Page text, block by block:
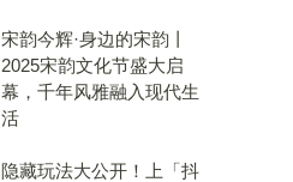
宋韵今辉·身边的宋韵丨
2025宋韵文化节盛大启
幕，千年风雅融入现代生
活
隐藏玩法大公开！上「抖